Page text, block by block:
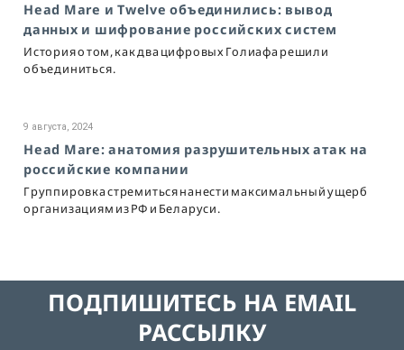
Head Mare и Twelve объединились: вывод
данных и шифрование российских систем
История о том, как два цифровых Голиафа решили
объединиться.
9 августа, 2024
Head Mare: анатомия разрушительных атак на
российские компании
Группировка стремиться нанести максимальный ущерб
организациям из РФ и Беларуси.
ПОДПИШИТЕСЬ НА EMAIL
РАССЫЛКУ